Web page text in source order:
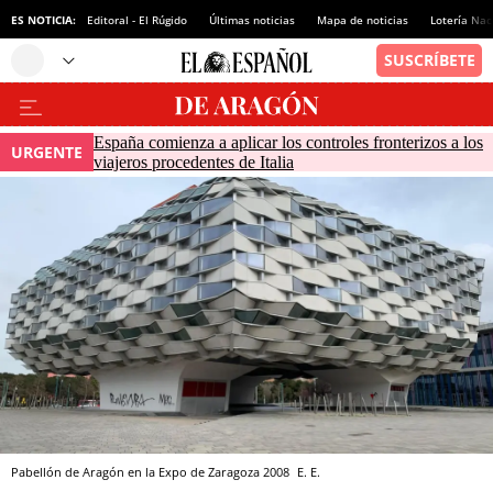
ES NOTICIA: Editoral - El Rúgido Últimas noticias Mapa de noticias Lotería
URGENTE
España comienza a aplicar los controles fronterizos a los
viajeros procedentes de Italia
Pabellón de Aragón en la Expo de Zaragoza 2008 E. E.